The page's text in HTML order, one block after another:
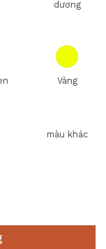
dương
Vàng
màu khác